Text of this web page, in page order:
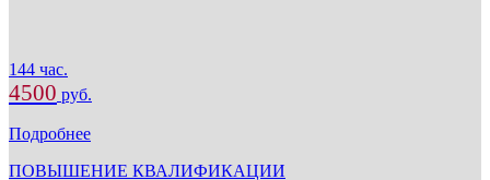
144 час.
4500 руб.
Подробнее
ПОВЫШЕНИЕ КВАЛИФИКАЦИИ